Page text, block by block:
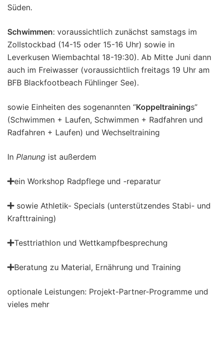
Süden.
Schwimmen: voraussichtlich zunächst samstags im
Zollstockbad (14-15 oder 15-16 Uhr) sowie in
Leverkusen Wiembachtal 18-19:30). Ab Mitte Juni dann
auch im Freiwasser (voraussichtlich freitags 19 Uhr am
BFB Blackfootbeach Fühlinger See).
sowie Einheiten des sogenannten “Koppeltrainings”
(Schwimmen + Laufen, Schwimmen + Radfahren und
Radfahren + Laufen) und Wechseltraining
In Planung ist außerdem
ein Workshop Radpflege und -reparatur
sowie Athletik- Specials (unterstützendes Stabi- und
Krafttraining)
Testtriathlon und Wettkampfbesprechung
Beratung zu Material, Ernährung und Training
optionale Leistungen: Projekt-Partner-Programme und
vieles mehr